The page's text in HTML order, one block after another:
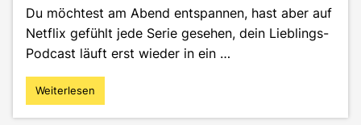
Du möchtest am Abend entspannen, hast aber auf
Netflix gefühlt jede Serie gesehen, dein Lieblings-
Podcast läuft erst wieder in ein …
"Twitch
–
Weiterlesen